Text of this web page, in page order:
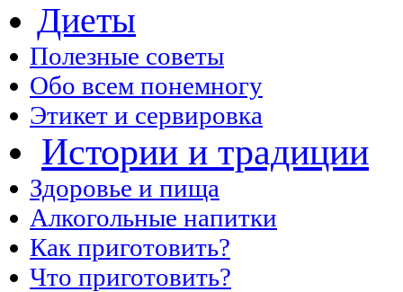
Диеты
Полезные советы
Обо всем понемногу
Этикет и сервировка
Истории и традиции
Здоровье и пища
Алкогольные напитки
Как приготовить?
Что приготовить?